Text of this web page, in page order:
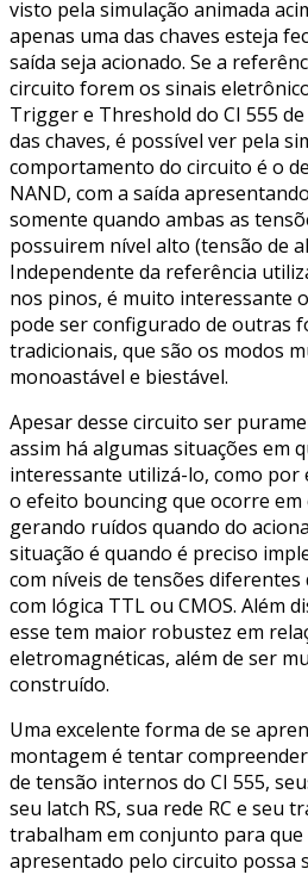
visto pela simulação animada
apenas uma das chaves esteja
saída seja acionado. Se a
circuito forem os sinais
Trigger e Threshold do CI 555
das chaves, é possível ver pela
comportamento do circuito é o
NAND, com a saída
somente quando ambas as
possuirem nível alto (tensão de
Independente da referência
nos pinos, é muito interessante
pode ser configurado de outras
tradicionais, que são os modos
monoastável e biestável.
Apesar desse circuito ser
assim há algumas situações em
interessante utilizá-lo, como
o efeito bouncing que ocorre em
gerando ruídos quando do
situação é quando é preciso
com níveis de tensões diferentes
com lógica TTL ou CMOS. Além
esse tem maior robustez em
eletromagnéticas, além de ser
construído.
Uma excelente forma de se
montagem é tentar
de tensão internos do CI 555,
seu latch RS, sua rede RC e seu
trabalham em conjunto para
apresentado pelo circuito possa